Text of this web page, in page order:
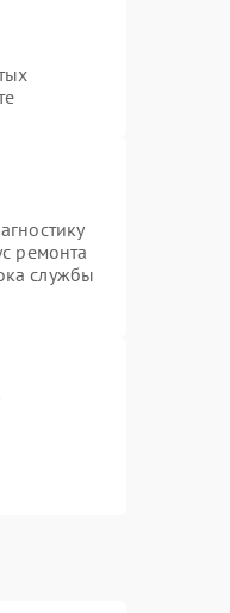
ремонта
службы